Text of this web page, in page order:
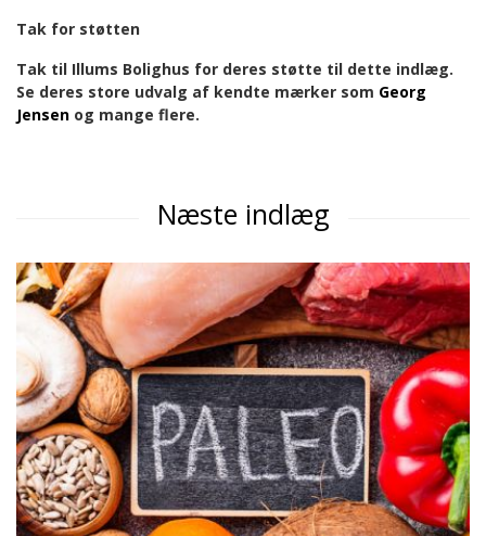
Tak for støtten
Tak til Illums Bolighus for deres støtte til dette indlæg.
Se deres store udvalg af kendte mærker som Georg
Jensen og mange flere.
Næste indlæg